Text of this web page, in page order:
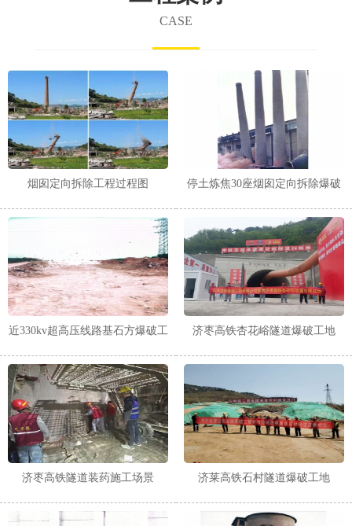
2
CASE
烟囱定向拆除工程过程图
停土炼焦30座烟囱定向拆除爆破
近330kv超高压线路基石方爆破工
济枣高铁杏花峪隧道爆破工地
济枣高铁隧道装药施工场景 济莱高铁石村隧道爆破工地